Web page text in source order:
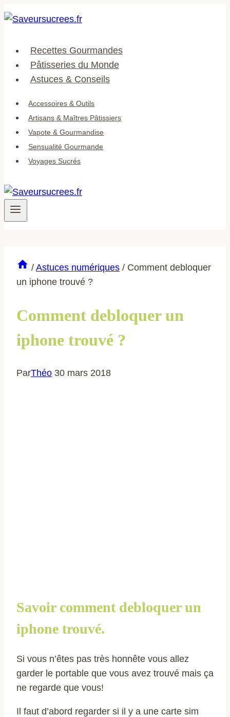
Aller
au
Recettes Gourmandes
Pâtisseries du Monde
Astuces & Conseils
Accessoires & Outils
Artisans & Maîtres Pâtissiers
Vapote & Gourmandise
Sensualité Gourmande
Voyages Sucrés
/ Astuces numériques / Comment debloquer
un iphone trouvé ?
Comment debloquer un
iphone trouvé ?
ParThéo 30 mars 2018
Savoir comment debloquer un
iphone trouvé.
Si vous n’êtes pas très honnête vous allez
garder le portable que vous avez trouvé mais ça
ne regarde que vous!
Il faut d’abord regarder si il y a une carte sim